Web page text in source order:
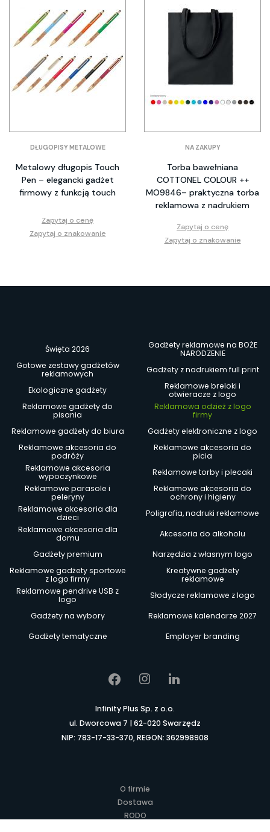
DŁUGOPISY METALOWE
Metalowy długopis Touch
Pen – elegancki gadżet
firmowy z funkcją touch
Zapytaj o cenę
Zapytaj o znakowanie
NA ZAKUPY
Torba bawełniana
COTTONEL COLOUR ++
MO9846– praktyczna torba
reklamowa z nadrukiem
Zapytaj o cenę
Zapytaj o znakowanie
Święta 2026
Gadżety reklamowe na BOŻE
NARODZENIE
Gotowe zestawy gadżetów
reklamowych
Gadżety z nadrukiem full print
Ekologiczne gadżety
Reklamowe breloki i
otwieracze z logo
Reklamowe gadżety do
pisania
Reklamowa odzież z logo
firmy
Reklamowe gadżety do biura
Gadżety elektroniczne z logo
Reklamowe akcesoria do
podróży
Reklamowe akcesoria do
picia
Reklamowe akcesoria
wypoczynkowe
Reklamowe torby i plecaki
Reklamowe parasole i
peleryny
Reklamowe akcesoria do
ochrony i higieny
Reklamowe akcesoria dla
dzieci
Poligrafia, nadruki reklamowe
Reklamowe akcesoria dla
domu
Akcesoria do alkoholu
Gadżety premium
Narzędzia z własnym logo
Reklamowe gadżety sportowe
z logo firmy
Kreatywne gadżety
reklamowe
Reklamowe pendrive USB z
logo
Słodycze reklamowe z logo
Gadżety na wybory
Reklamowe kalendarze 2027
Gadżety tematyczne
Employer branding
Infinity Plus Sp. z o.o.
ul. Dworcowa 7 | 62-020 Swarzędz
NIP: 783-17-33-370, REGON: 362998908
O firmie
Dostawa
RODO